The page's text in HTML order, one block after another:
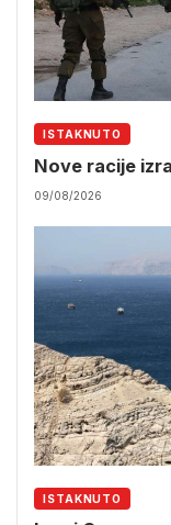
ISTAKNUTO
Nove racije
09/08/2026
ISTAKNUTO